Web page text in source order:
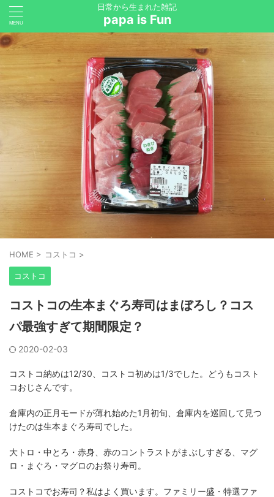
日常から生まれた雑記
papa is Fun
HOME > コストコ >
コストコ
コストコの生本まぐろ寿司はまぼろし？コス
パ最強すぎて期間限定？
2020-02-03
コストコ納めは12/30、コストコ初めは1/3でした。どうもコスト
コおじさんです。
倉庫内の正月モードが薄れ始めた1月初旬、倉庫内を巡回して見つ
けたのは生本まぐろ寿司でした。
大トロ・中とろ・赤身、赤のコントラストがまぶしすぎる、マグ
ロ・まぐろ・マグロのお祭り寿司。
コストコでお寿司？私はよく買います。ファミリー盛・特選ファ